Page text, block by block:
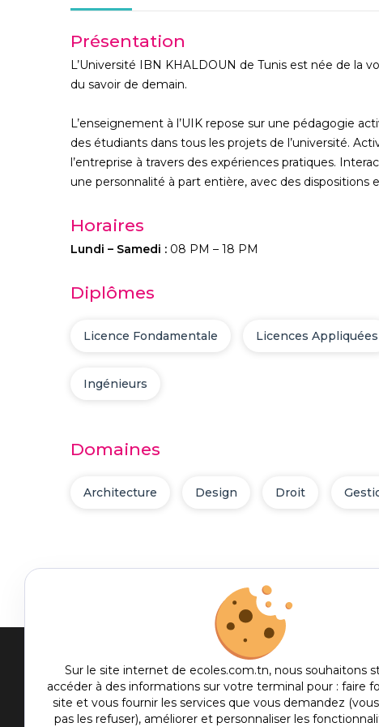
Présentation
L’Université IBN KHALDOUN de Tunis est née de la
du savoir de demain.
L’enseignement à l’UIK repose sur une pédagogie
des étudiants dans tous les projets de l’université.
l’entreprise à travers des expériences pratiques.
une personnalité à part entière, avec des
Horaires
Lundi – Samedi : 08 PM – 18 PM
Diplômes
Licence Fondamentale Licences Appliquées
Ingénieurs
Domaines
Architecture Design Droit
Sur le site internet de ecoles.com.tn, nous souhaitons
accéder à des informations sur votre terminal pour : faire
site et vous fournir les services que vous demandez
pas les refuser), améliorer et personnaliser les
Menu